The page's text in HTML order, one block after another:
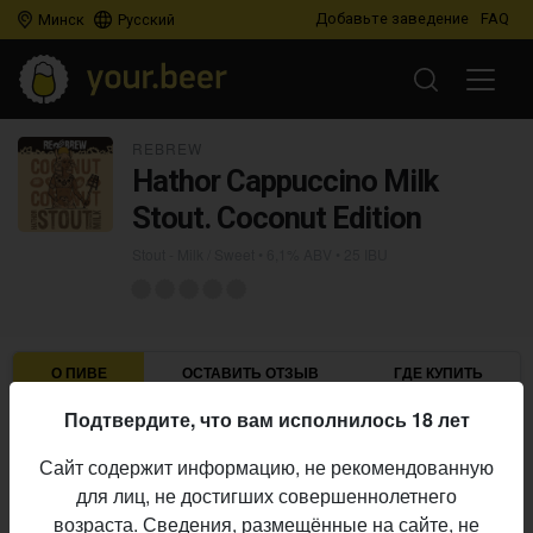
Минск Русский Добавьте заведение FAQ
Hathor Cappuccino Milk
Stout. Coconut Edition
О ПИВЕ ОСТАВИТЬ ОТЗЫВ ГДЕ КУПИТЬ
Пивоварня:
Rebrew
Стиль:
Stout - Milk / Sweet
Алкоголь:
6,1%
Подтвердите, что вам исполнилось 18 лет
Сайт содержит информацию, не рекомендованную
для лиц, не достигших совершеннолетнего
возраста. Сведения, размещённые на сайте, не